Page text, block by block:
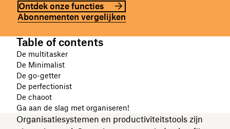
Ontdek onze functies
Abonnementen vergelijken
Table of contents
De multitasker
De Minimalist
De go-getter
De perfectionist
De chaoot
Ga aan de slag met organiseren!
Organisatiesystemen en productiviteitstools zijn